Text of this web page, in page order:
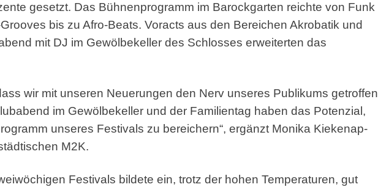
gesetzt. Das Bühnenprogramm im Barockgarten reichte von Funk
bis zu Afro-Beats. Voracts aus den Bereichen Akrobatik und
mit DJ im Gewölbekeller des Schlosses erweiterten das
wir mit unseren Neuerungen den Nerv unseres Publikums getroffen
im Gewölbekeller und der Familientag haben das Potenzial,
unseres Festivals zu bereichern“, ergänzt Monika Kiekenap-
M2K.
Festivals bildete ein, trotz der hohen Temperaturen, gut